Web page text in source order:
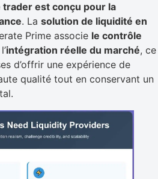
est conçu pour la
. La solution de liquidité en
Prime associe le contrôle
intégration réelle du marché, ce
d’offrir une expérience de
qualité tout en conservant un